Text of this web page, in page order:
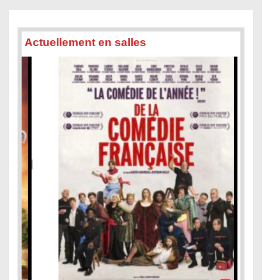
Actuellement en salles